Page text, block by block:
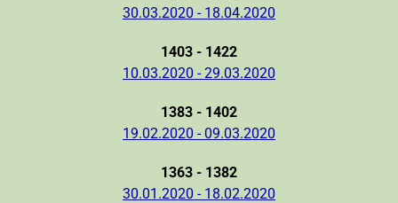
30.03.2020 - 18.04.2020
1403 - 1422
10.03.2020 - 29.03.2020
1383 - 1402
19.02.2020 - 09.03.2020
1363 - 1382
30.01.2020 - 18.02.2020